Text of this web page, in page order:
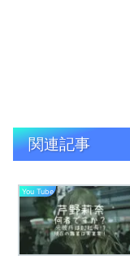
関連記事
You Tube